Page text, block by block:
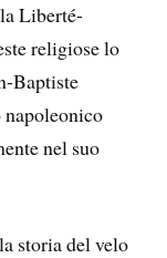
Liberté-
religiose lo
Baptiste
napoleonico
nel suo
storia del velo